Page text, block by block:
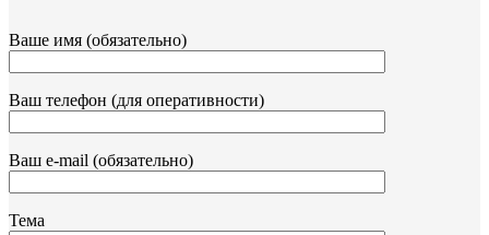
Ваше имя (обязательно)
Ваш телефон (для оперативности)
Ваш e-mail (обязательно)
Тема